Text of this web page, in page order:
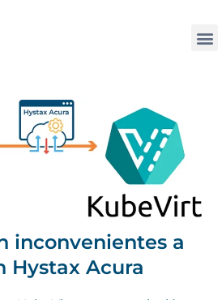
inconvenientes a
Hystax Acura